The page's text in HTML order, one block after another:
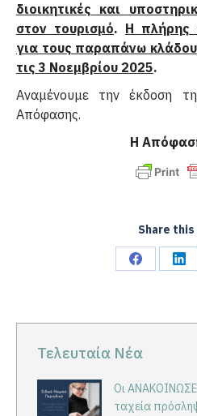
διοικητικές και
στον τουρισμό. Η πλήρης
για τους παραπάνω
τις 3 Νοεμβρίου 2025.
Αναμένουμε την έκδοση
Απόφασης.
Η
Share
Share
Τελευταία Νέα
Οι
ταχεία